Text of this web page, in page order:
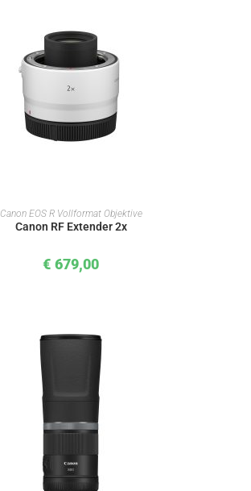
IN DEN WARENKORB
Canon EOS R Vollformat Objektive
Canon RF Extender 2x
€ 679,00